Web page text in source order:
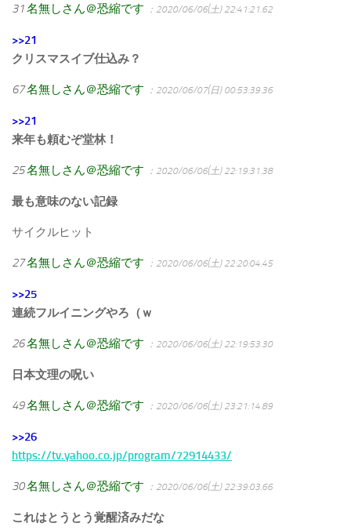
31名無しさん＠恐縮です ：2020/06/06(土) 22:41:21.62
>>21
クリスマスイブ仕込み？
67名無しさん＠恐縮です ：2020/06/07(日) 00:53:39.36
>>21
来年も頼むぞ堂林！
25名無しさん＠恐縮です ：2020/06/06(土) 22:19:31.38
最も意味のない記録
サイクルヒット
27名無しさん＠恐縮です ：2020/06/06(土) 22:20:04.45
>>25
連続フルイニングやろ（ｗ
26名無しさん＠恐縮です ：2020/06/06(土) 22:19:53.30
日本文理の呪い
49名無しさん＠恐縮です ：2020/06/06(土) 23:21:14.89
>>26
https://tv.yahoo.co.jp/program/72914433/
30名無しさん＠恐縮です ：2020/06/06(土) 22:39:03.66
これはとうとう覚醒済みだな